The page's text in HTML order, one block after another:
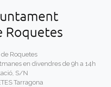
Roquetes
en divendres de 9h a 14h
S/N
Tarragona